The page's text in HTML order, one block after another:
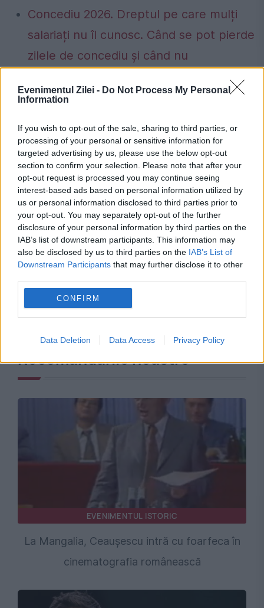
Evenimentul Zilei - Do Not Process My Personal
Information
If you wish to opt-out of the sale, sharing to third parties, or
processing of your personal or sensitive information for
targeted advertising by us, please use the below opt-out
section to confirm your selection. Please note that after your
opt-out request is processed you may continue seeing
interest-based ads based on personal information utilized by
us or personal information disclosed to third parties prior to
your opt-out. You may separately opt-out of the further
disclosure of your personal information by third parties on the
IAB’s list of downstream participants. This information may
also be disclosed by us to third parties on the IAB’s List of
Downstream Participants that may further disclose it to other
CONFIRM
Data Deletion Data Access Privacy Policy
Concediu 2026. Dreptul pe care mulți
salariați nu îl cunosc. Când se pot pierde
zilele de concediu și când nu
film sabie tom cruise
Recomandările noastre
EVENIMENTUL ISTORIC
La Mangalia, Ceaușescu intră cu foarfeca în
cinematografia românească